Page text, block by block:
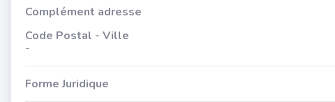
Complément adresse
Code Postal - Ville
-
Forme Juridique